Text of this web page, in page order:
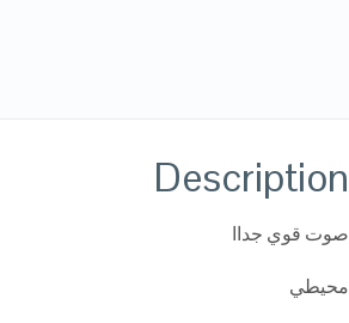
Description
صوت قوي جداا
محيطي